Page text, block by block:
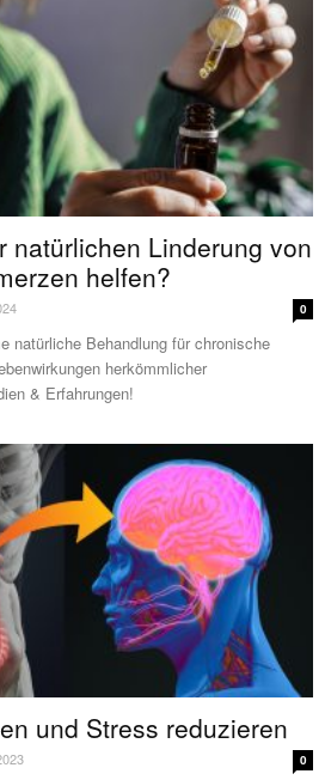
natürlichen Linderung von
helfen?
0
natürliche Behandlung für chronische
herkömmlicher
& Erfahrungen!
und Stress reduzieren
0